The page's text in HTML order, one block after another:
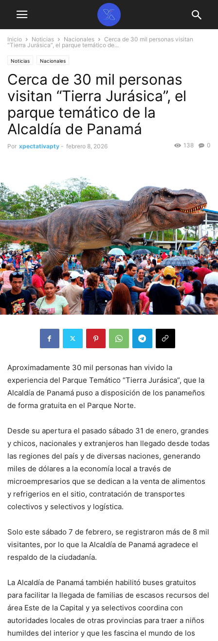
Inicio Noticias Nacionales
Cerca de 30 mil personas visitan
“Tierra Jurásica”, el parque temático de...
Noticias Nacionales
Cerca de 30 mil personas
visitan “Tierra Jurásica”, el
parque temático de la
Alcaldía de Panamá
Por xpectativapty - febrero 8, 2026 0
138
Aproximadamente 30 mil personas han vivido la
experiencia del Parque Temático “Tierra Jurásica”, que la
Alcaldía de Panamá puso a disposición de los panameños
de forma gratuita en el Parque Norte.
Desde su apertura el pasado sábado 31 de enero, grandes
y chicos, nacionales y extranjeros han llegado desde todas
las regiones del país y de diversas naciones, generando
miles de dólares a la economía local a través de
microempresarios que se dedican a la venta de alimentos
y refrigerios en el sitio, contratación de transportes
colectivos y selectivos y logística.
Solo este sábado 7 de febrero, se registraron más de 8 mil
visitantes, por lo que la Alcaldía de Panamá agradece el
respaldo de la ciudadanía.
La Alcaldía de Panamá también habilitó buses gratuitos
para facilitar la llegada de familias de escasos recursos del
área Este de la Capital y ya selectivos coordina con
autoridades locales de otras provincias para traer a niños
humildes del interior y que les fascina el mundo de los